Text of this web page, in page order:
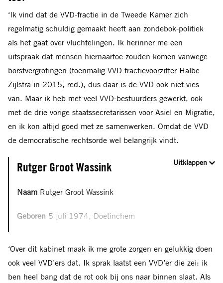
‘Ik vind dat de VVD-fractie in de Tweede Kamer zich
regelmatig schuldig gemaakt heeft aan zondebok-politiek
als het gaat over vluchtelingen. Ik herinner me een
uitspraak dat mensen hiernaartoe zouden komen vanwege
borstvergrotingen (toenmalig VVD-fractievoorzitter Halbe
Zijlstra in 2015, red.), dus daar is de VVD ook niet vies
van. Maar ik heb met veel VVD-bestuurders gewerkt, ook
met de drie vorige staatssecretarissen voor Asiel en Migratie,
en ik kon altijd goed met ze samenwerken. Omdat de VVD
de democratische rechtsorde wel belangrijk vindt.
Rutger Groot Wassink Uitklappen
Naam Rutger Groot Wassink
Geboren 5 juli 1974, Doetinchem
Studeerde lerarenopleiding Geschiedenis (Nijmegen),
Ruslandkunde en Geschiedenis (Universiteit Utrecht).
‘Over dit kabinet maak ik me grote zorgen en gelukkig doen
ook veel VVD’ers dat. Ik sprak laatst een VVD’er die zei: ik
ben heel bang dat de rot ook bij ons naar binnen slaat. Als